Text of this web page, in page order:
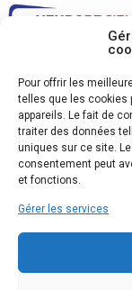
Pour offrir les
telles que les cookies
appareils. Le fait de
traiter des données
uniques sur ce site.
consentement peut
et fonctions.
Gérer les services